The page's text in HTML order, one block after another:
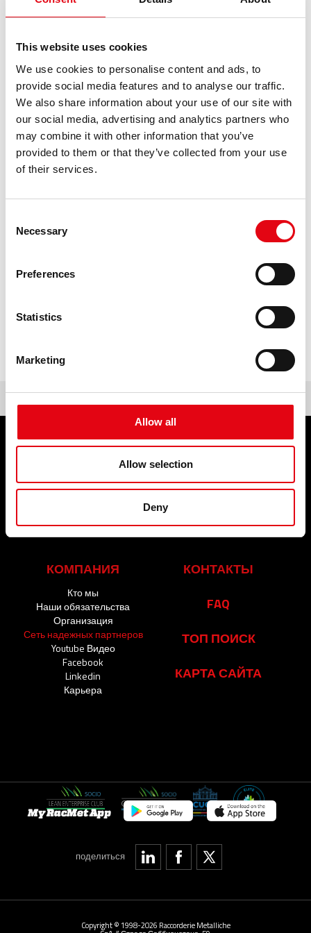
This website uses cookies
We use cookies to personalise content and ads, to
provide social media features and to analyse our traffic.
We also share information about your use of our site with
our social media, advertising and analytics partners who
may combine it with other information that you’ve
provided to them or that they’ve collected from your use
of their services.
Selection
Necessary
Preferences
Statistics
Marketing
Allow all
Allow selection
Deny
150 поставщиков Raccorderie Metalliche были
выбраны в соответствии с жесткими
стандартами качества: абсолютное
превосходство, в сочетании с прозрачностью,
корректностью и взаимным уважением, создают
ценность и коммерческий успех, которого
Raccorderie Metalliche постоянно добивается на
рынке год за годом. Сила Raccorderie Metalliche
растет одновременно с усилением и
поставщиками, необходимого для достижения
предыдущий:
ПРОДУКЦИЯ
Пресс-фитинги
СЕРВИС
СОБЫТИЯ И
События и новости
КОМПАНИЯ
Кто мы
Наши обязательства
Организация
Сеть надежных партнеров
Youtube Видео
Facebook
Linkedin
Карьера
КОНТАКТЫ
FAQ
ТОП ПОИСК
КАРТА САЙТА
поделиться
My RacMet App
Copyright © 1998-2026 Raccorderie Metalliche